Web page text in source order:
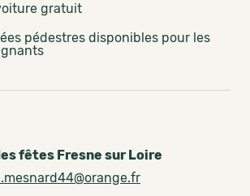
gratuit
pédestres disponibles pour les
fêtes Fresne sur Loire